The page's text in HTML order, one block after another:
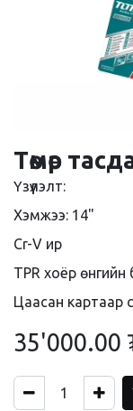
Төмөр
Үзүүлэлт:
Хэмжээ: 14"
Cr-V ир
TPR хоёр өнгийн
Цаасан картаар
35'000.00